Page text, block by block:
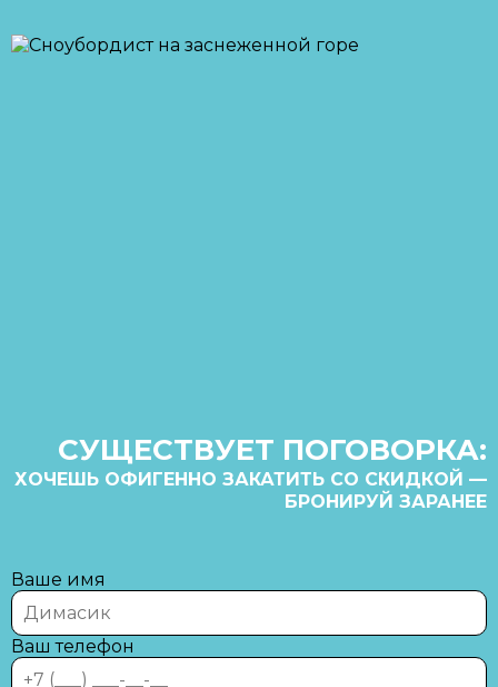
СУЩЕСТВУЕТ ПОГОВОРКА:
ХОЧЕШЬ ОФИГЕННО ЗАКАТИТЬ СО СКИДКОЙ —
БРОНИРУЙ ЗАРАНЕЕ
Ваше имя
Ваш телефон